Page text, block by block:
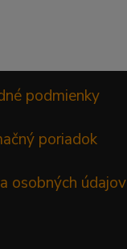
podmienky
poriadok
osobných údajov